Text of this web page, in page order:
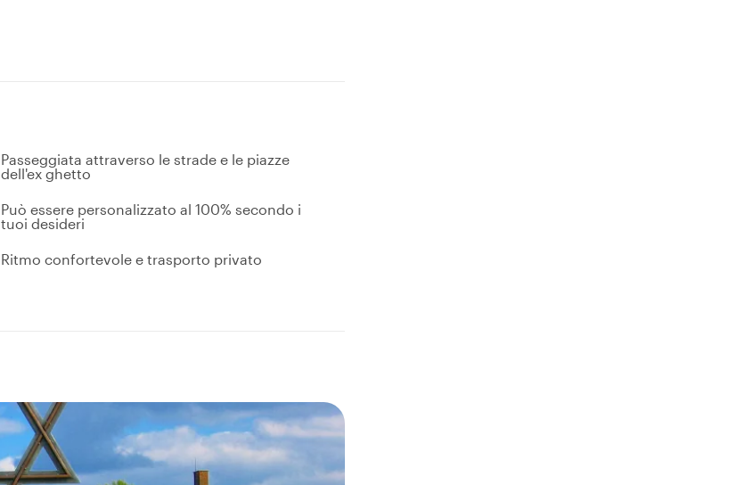
Passeggiata attraverso le strade e le piazze
dell'ex ghetto
Può essere personalizzato al 100% secondo i
tuoi desideri
Ritmo confortevole e trasporto privato